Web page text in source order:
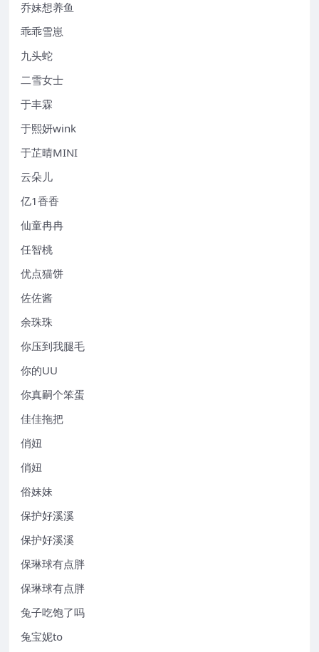
乔妹想养鱼
乖乖雪崽
九头蛇
二雪女士
于丰霖
于熙妍wink
于芷晴MINI
云朵儿
亿1香香
仙童冉冉
任智桃
优点猫饼
佐佐酱
余珠珠
你压到我腿毛
你的UU
你真嗣个笨蛋
佳佳拖把
俏妞
俏妞
俗妹妹
保护好溪溪
保护好溪溪
保琳球有点胖
保琳球有点胖
兔子吃饱了吗
兔宝妮to